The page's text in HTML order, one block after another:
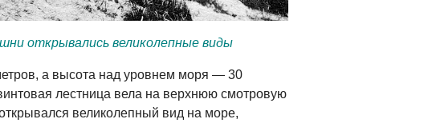
открывались великолепные виды
а высота над уровнем моря — 30
лестница вела на верхнюю смотровую
великолепный вид на море,